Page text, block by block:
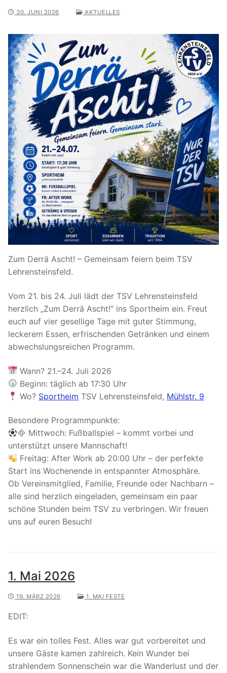
30. JUNI 2026 AKTUELLES
Zum Derrä Ascht! – Gemeinsam feiern beim TSV
Lehrensteinsfeld.
Vom 21. bis 24. Juli lädt der TSV Lehrensteinsfeld
herzlich „Zum Derrä Ascht!“ ins Sportheim ein. Freut
euch auf vier gesellige Tage mit guter Stimmung,
leckerem Essen, erfrischenden Getränken und einem
abwechslungsreichen Programm.
Wann? 21.–24. Juli 2026
Beginn: täglich ab 17:30 Uhr
Wo? Sportheim TSV Lehrensteinsfeld, Mühlstr. 9
Besondere Programmpunkte:
 Mittwoch: Fußballspiel – kommt vorbei und
unterstützt unsere Mannschaft!
Freitag: After Work ab 20:00 Uhr – der perfekte
Start ins Wochenende in entspannter Atmosphäre.
Ob Vereinsmitglied, Familie, Freunde oder Nachbarn –
alle sind herzlich eingeladen, gemeinsam ein paar
schöne Stunden beim TSV zu verbringen. Wir freuen
uns auf euren Besuch!
1. Mai 2026
19. MÄRZ 2026 1. MAI FESTE
EDIT:
Es war ein tolles Fest. Alles war gut vorbereitet und
unsere Gäste kamen zahlreich. Kein Wunder bei
strahlendem Sonnenschein war die Wanderlust und der